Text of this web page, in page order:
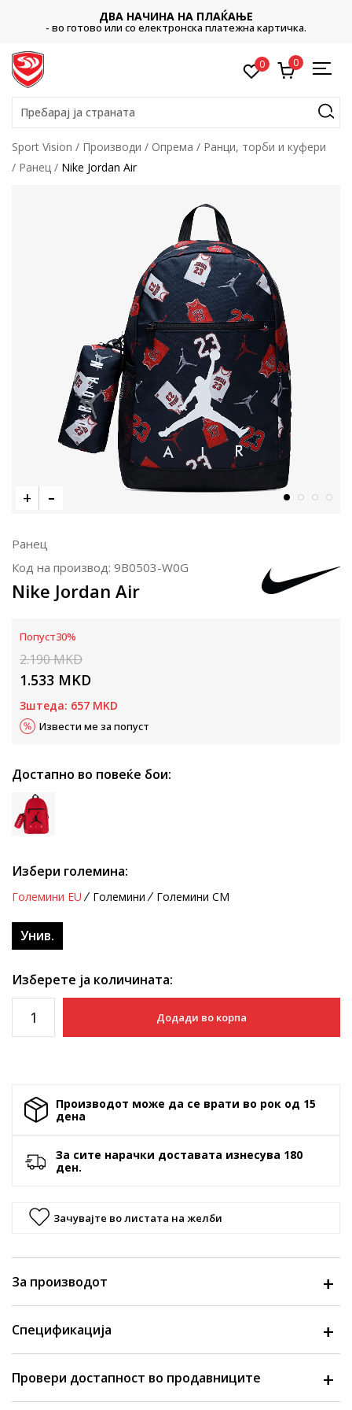
ДВА НАЧИНА НА ПЛАЌАЊЕ
- во готово или со електронска платежна картичка.
0 0
Пребарај ја страната
Sport Vision Производи Опрема
Ранци, торби и куфери
Ранец
Nike Jordan Air
Ранец
Код на производ: 9B0503-W0G
Nike Jordan Air
Попуст30%
2.190MKD
1.533 MKD
Зштеда: 657 MKD
Извести ме за попуст
Достапно во повеќе бои:
Избери големина:
Големини EU Големини Големини CM
Унив.
Изберете ја количината:
Додади во корпа
Производот може да се врати во рок од 15
денa
За сите нарачки доставата изнесува 180
ден.
Зачувајте во листата на желби
За производот
Спецификација
Провери достапност во продавниците